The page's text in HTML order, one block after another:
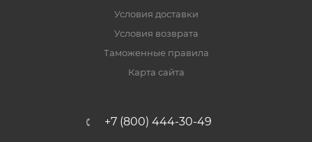
Условия доставки
Условия возврата
Таможенные правила
Карта сайта
+7 (800) 444-30-49